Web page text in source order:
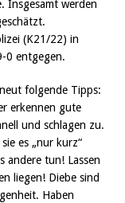
Insgesamt werden
(K21/22) in
0 entgegen.
folgende Tipps:
erkennen gute
und schlagen zu.
es „nur kurz“
andere tun! Lassen
liegen! Diebe sind
Haben